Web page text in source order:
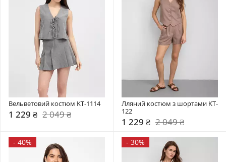
Вельветовий костюм KT-1114
1 229 ₴ 2 049 ₴
Лляний костюм з шортами KT-
122
1 229 ₴ 2 049 ₴
- 40% - 30%